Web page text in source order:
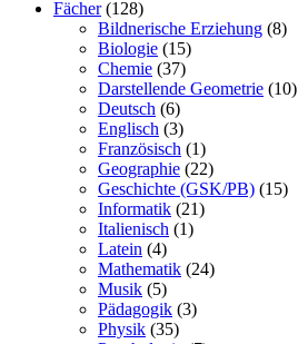
Fächer(128)
Bildnerische Erziehung (8)
Biologie (15)
Chemie (37)
Darstellende Geometrie (10)
Deutsch (6)
Englisch (3)
Französisch (1)
Geographie (22)
Geschichte (GSK/PB) (15)
Informatik (21)
Italienisch (1)
Latein (4)
Mathematik (24)
Musik (5)
Pädagogik (3)
Physik (35)